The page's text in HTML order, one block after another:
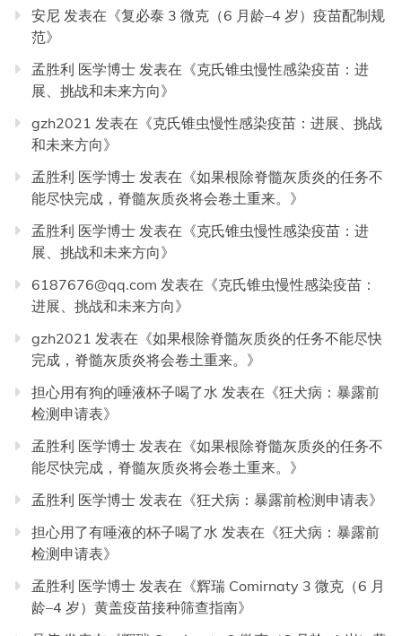
安尼 发表在《复必泰 3 微克（6 月龄–4 岁）疫苗配制规
范》
孟胜利 医学博士 发表在《克氏锥虫慢性感染疫苗：进
展、挑战和未来方向》
gzh2021 发表在《克氏锥虫慢性感染疫苗：进展、挑战
和未来方向》
孟胜利 医学博士 发表在《如果根除脊髓灰质炎的任务不
能尽快完成，脊髓灰质炎将会卷土重来。 》
孟胜利 医学博士 发表在《克氏锥虫慢性感染疫苗：进
展、挑战和未来方向》
6187676@qq.com 发表在《克氏锥虫慢性感染疫苗：
进展、挑战和未来方向》
gzh2021 发表在《如果根除脊髓灰质炎的任务不能尽快
完成，脊髓灰质炎将会卷土重来。 》
担心用有狗的唾液杯子喝了水 发表在《狂犬病：暴露前
检测申请表》
孟胜利 医学博士 发表在《如果根除脊髓灰质炎的任务不
能尽快完成，脊髓灰质炎将会卷土重来。 》
孟胜利 医学博士 发表在《狂犬病：暴露前检测申请表》
担心用了有唾液的杯子喝了水 发表在《狂犬病：暴露前
检测申请表》
孟胜利 医学博士 发表在《辉瑞 Comirnaty 3 微克（6 月
龄–4 岁）黄盖疫苗接种筛查指南》